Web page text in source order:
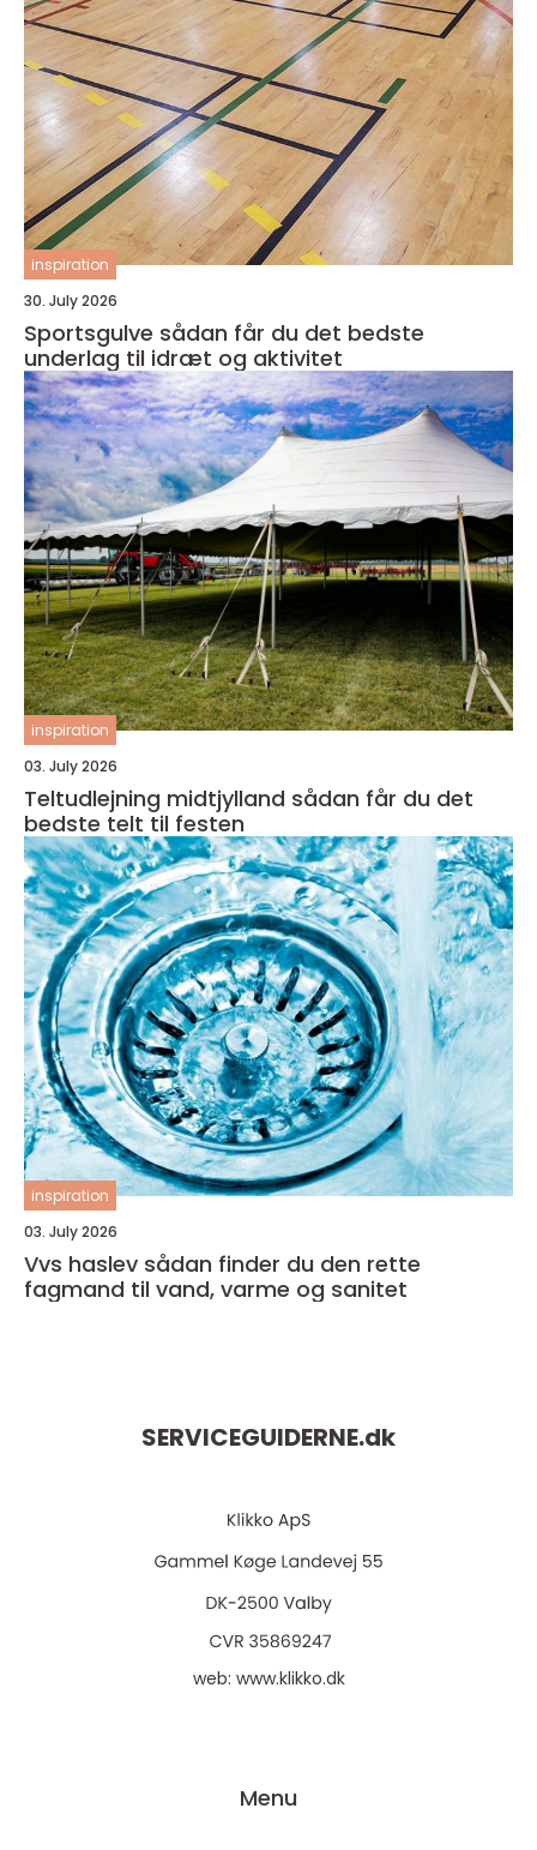
inspiration
30. July 2026
Sportsgulve sådan får du det bedste
underlag til idræt og aktivitet
inspiration
03. July 2026
Teltudlejning midtjylland sådan får du det
bedste telt til festen
inspiration
03. July 2026
Vvs haslev sådan finder du den rette
fagmand til vand, varme og sanitet
SERVICEGUIDERNE.dk
web: www.klikko.dk
Menu